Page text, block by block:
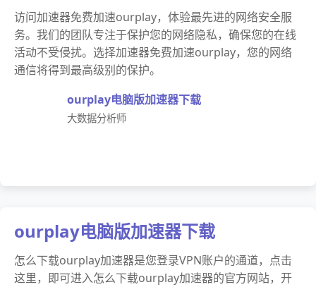
访问加速器免费加速ourplay，体验最先进的网络安全服
务。我们的团队专注于保护您的网络隐私，确保您的在线
活动不受侵扰。选择加速器免费加速ourplay，您的网络
通信将得到最高级别的保护。
ourplay电脑版加速器下载
大数据分析师
ourplay电脑版加速器下载
怎么下载ourplay加速器是您登录VPN账户的通道，点击
这里，即可进入怎么下载ourplay加速器的官方网站，开